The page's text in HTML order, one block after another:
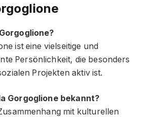
ist eine vielseitige und
Persönlichkeit, die besonders
Projekten aktiv ist.
Gorgoglione bekannt?
mit kulturellen